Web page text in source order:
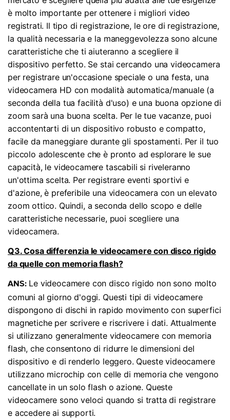
è molto importante per ottenere i migliori video
registrati. Il tipo di registrazione, le ore di registrazione,
la qualità necessaria e la maneggevolezza sono alcune
caratteristiche che ti aiuteranno a scegliere il
dispositivo perfetto. Se stai cercando una videocamera
per registrare un'occasione speciale o una festa, una
videocamera HD con modalità automatica/manuale (a
seconda della tua facilità d'uso) e una buona opzione di
zoom sarà una buona scelta. Per le tue vacanze, puoi
accontentarti di un dispositivo robusto e compatto,
facile da maneggiare durante gli spostamenti. Per il tuo
piccolo adolescente che è pronto ad esplorare le sue
capacità, le videocamere tascabili si riveleranno
un'ottima scelta. Per registrare eventi sportivi e
d'azione, è preferibile una videocamera con un elevato
zoom ottico. Quindi, a seconda dello scopo e delle
caratteristiche necessarie, puoi scegliere una
videocamera.
Q3. Cosa differenzia le videocamere con disco rigido
da quelle con memoria flash?
ANS: Le videocamere con disco rigido non sono molto
comuni al giorno d'oggi. Questi tipi di videocamere
dispongono di dischi in rapido movimento con superfici
magnetiche per scrivere e riscrivere i dati. Attualmente
si utilizzano generalmente videocamere con memoria
flash, che consentono di ridurre le dimensioni del
dispositivo e di renderlo leggero. Queste videocamere
utilizzano microchip con celle di memoria che vengono
cancellate in un solo flash o azione. Queste
videocamere sono veloci quando si tratta di registrare
e accedere ai supporti.